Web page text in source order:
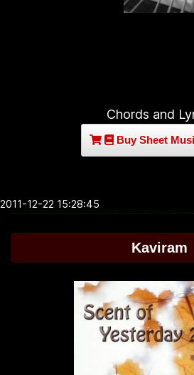
Chords and
Buy Sheet
2011-12-22 15:28:45
Kaviram